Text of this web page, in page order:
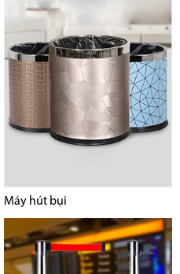
Máy hút bụi